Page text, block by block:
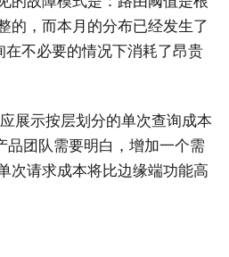
的，而本月的分布已经发生了
不必要的情况下消耗了昂贵
展示按层划分的单次查询成本
品团队需要明白，增加一个需
次请求成本将比边缘端功能高